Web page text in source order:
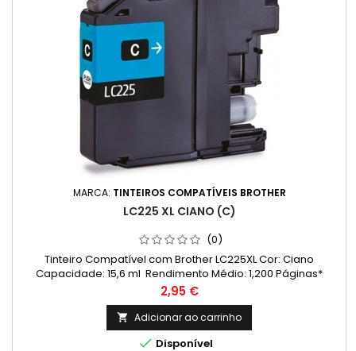
MARCA: TINTEIROS COMPATÍVEIS BROTHER
LC225 XL CIANO (C)
(0)
Tinteiro Compatível com Brother LC225XL Cor: Ciano
Capacidade: 15,6 ml Rendimento Médio: 1,200 Páginas*
Preço
2,95 €
 Adicionar ao carrinho
 Disponível